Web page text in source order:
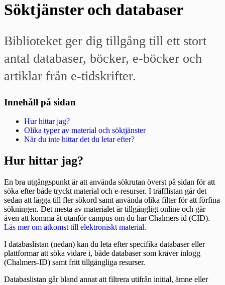
Söktjänster och databaser
Biblioteket ger dig tillgång till ett stort
antal databaser, böcker, e-böcker och
artiklar från e-tidskrifter.
Innehåll på sidan
Hur hittar jag?
Olika typer av material och söktjänster
När du inte hittar det du letar efter?
Hur hittar jag?
En bra utgångspunkt är att använda sökrutan överst på sidan för att
söka efter både tryckt material och e-resurser. I träfflistan går det
sedan att lägga till fler sökord samt använda olika filter för att förfina
sökningen. Det mesta av materialet är tillgängligt online och går
även att komma åt utanför campus om du har Chalmers id (CID).
Läs mer om åtkomst till elektroniskt material.
I databaslistan (nedan) kan du leta efter specifika databaser eller
plattformar att söka vidare i, både databaser som kräver inlogg
(Chalmers-ID) samt fritt tillgängliga resurser.
Databaslistan går bland annat att filtrera utifrån initial, ämne eller